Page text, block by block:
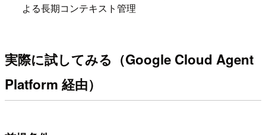
よる長期コンテキスト管理
実際に試してみる（Google Cloud Agent
Platform 経由）